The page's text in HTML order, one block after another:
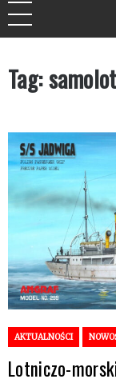
Tag:
AKTUALNOŚCI
Lotniczo-